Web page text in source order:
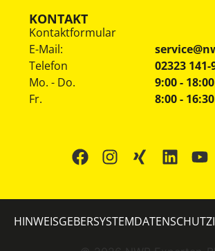
KONTAKT
Kontaktformular
E-Mail:
Telefon
02323 141-
Mo. - Do.
Fr.
9:00 - 18:00
8:00 - 16:30
HINWEISGEBERSYSTEMDATENSCHUTZ